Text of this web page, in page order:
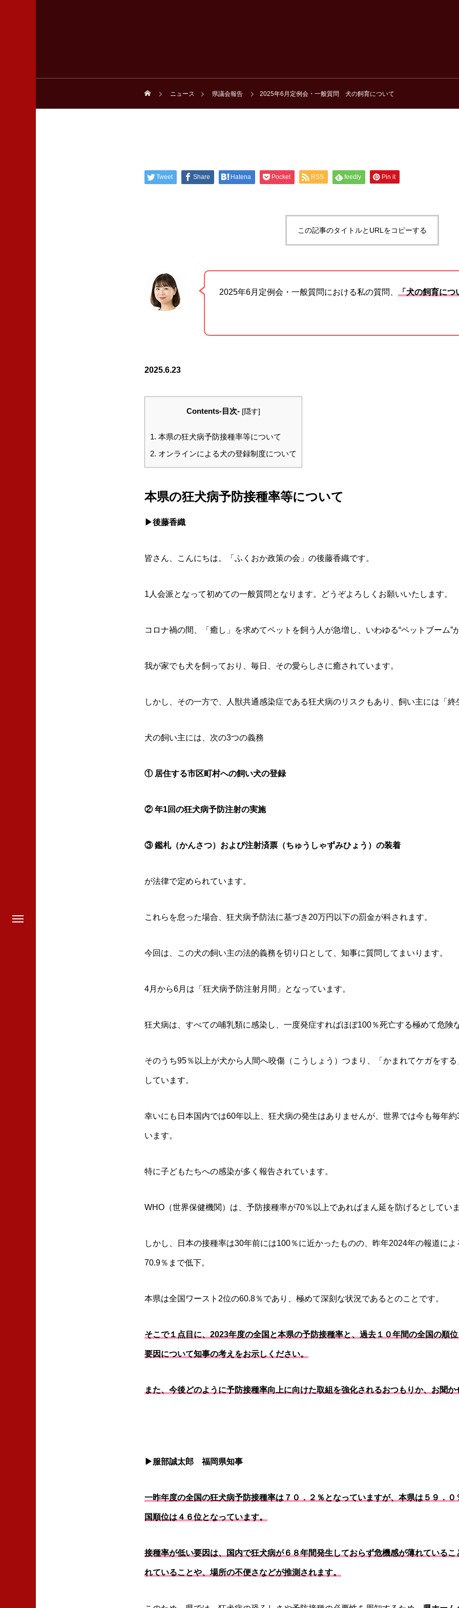
ニュース 県議会報告 2025年6月定例会・一般質問 犬の飼育について
Tweet Share Hatena Pocket RSS feedly Pin it
この記事のタイトルとURLをコピーする
2025年6月定例会・一般質問における私の質問、 「犬の飼育につ
2025.6.23
Contents-目次- [隠す]
1. 本県の狂犬病予防接種率等について
2. オンラインによる犬の登録制度について
本県の狂犬病予防接種率等について
▶後藤香織
皆さん、こんにちは。「ふくおか政策の会」の後藤香織です。
1人会派となって初めての一般質問となります。どうぞよろしくお願いいたします。
コロナ禍の間、「癒し」を求めてペットを飼う人が急増し、いわゆる“ペットブーム”
我が家でも犬を飼っており、毎日、その愛らしさに癒されています。
しかし、その一方で、人獣共通感染症である狂犬病のリスクもあり、飼い主には「終
犬の飼い主には、次の3つの義務
① 居住する市区町村への飼い犬の登録
② 年1回の狂犬病予防注射の実施
③ 鑑札（かんさつ）および注射済票（ちゅうしゃずみひょう）の装着
が法律で定められています。
これらを怠った場合、狂犬病予防法に基づき20万円以下の罰金が科されます。
今回は、この犬の飼い主の法的義務を切り口として、知事に質問してまいります。
4月から6月は「狂犬病予防注射月間」となっています。
狂犬病は、すべての哺乳類に感染し、一度発症すればほぼ100％死亡する極めて危険
そのうち95％以上が犬から人間へ咬傷（こうしょう）つまり、「かまれてケガをす
しています。
幸いにも日本国内では60年以上、狂犬病の発生はありませんが、世界では今も毎年
います。
特に子どもたちへの感染が多く報告されています。
WHO（世界保健機関）は、予防接種率が70％以上であればまん延を防げるとしていま
しかし、日本の接種率は30年前には100％に近かったものの、昨年2024年の報道に
70.9％まで低下。
本県は全国ワースト2位の60.8％であり、極めて深刻な状況であるとのことです。
そこで１点目に、2023年度の全国と本県の予防接種率と、過去１０年間の全国の順
要因について知事の考えをお示しください。
また、今後どのように予防接種率向上に向けた取組を強化されるおつもりか、お聞か
▶服部誠太郎 福岡県知事
一昨年度の全国の狂犬病予防接種率は７０．２％となっていますが、本県は５９．
国順位は４６位となっています。
接種率が低い要因は、国内で狂犬病が６８年間発生しておらず危機感が薄れている
れていることや、場所の不便さなどが推測されます。